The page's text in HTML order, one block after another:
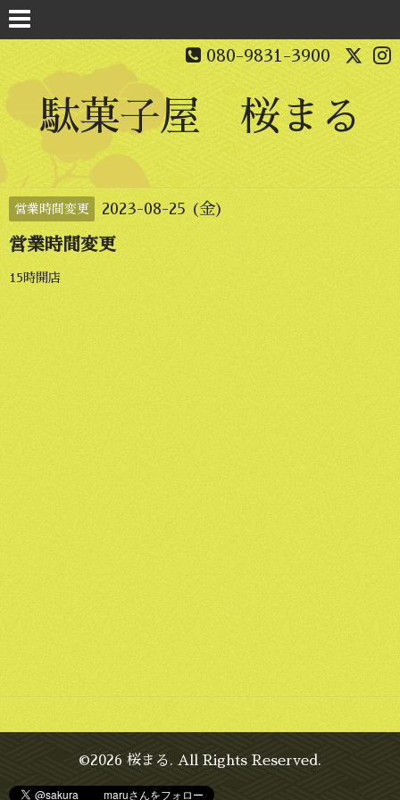
080-9831-3900
駄菓子屋 桜まる
営業時間変更 2023-08-25 (金)
営業時間変更
15時開店
©2026 桜まる. All Rights Reserved.